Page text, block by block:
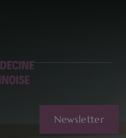
Newsletter